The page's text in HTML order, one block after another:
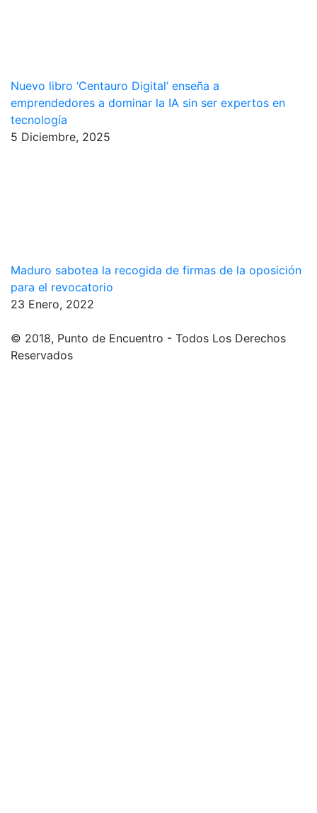
Nuevo libro ‘Centauro Digital’ enseña a
emprendedores a dominar la IA sin ser expertos en
tecnología
5 Diciembre, 2025
Maduro sabotea la recogida de firmas de la oposición
para el revocatorio
23 Enero, 2022
© 2018, Punto de Encuentro - Todos Los Derechos
Reservados